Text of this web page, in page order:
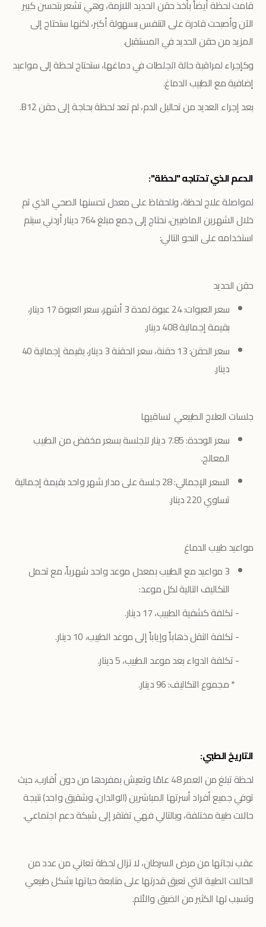
قامت لحظة أيضاً بأخذ حقن الحديد اللازمة، وهي تشعر بتحسن كبير
الآن وأصبحت قادرة على التنفس بسهولة أكبر، لكنها ستحتاج إلى
المزيد من حقن الحديد في المستقبل.
وكإجراء لمراقبة حالة الجلطات في دماغها، ستحتاج لحظة إلى مواعيد
إضافية مع الطبيب الدماغ.
بعد إجراء العديد من تحاليل الدم، لم تعد لحظة بحاجة إلى حقن B12.
الدعم الذي تحتاجه "لحظة":
لمواصلة علاج لحظة، وللحفاظ على معدل تحسنها الصحي الذي تم
خلال الشهرين الماضيين، نحتاج إلى جمع مبلغ 764 دينار أردني سيتم
استخدامه على النحو التالي:
حقن الحديد
سعر العبوات: 24 عبوة لمدة 3 أشهر، سعر العبوة 17 دينار،
بقيمة إجمالية 408 دينار.
سعر الحقن: 13 حقنة، سعر الحقنة 3 دينار، بقيمة إجمالية 40
دينار.
جلسات العلاج الطبيعي لساقيها
سعر الوحدة: 7.85 دينار للجلسة بسعر مخفض من الطبيب
المعالج.
السعر الإجمالي: 28 جلسة على مدار شهر واحد بقيمة إجمالية
تساوي 220 دينار.
مواعيد طبيب الدماغ
3 مواعيد مع الطبيب بمعدل موعد واحد شهرياً، مع تحمل
التكاليف التالية لكل موعد:
- تكلفة كشفية الطبيب، 17 دينار.
- تكلفة النقل ذهاباً وإياباً إلى موعد الطبيب، 10 دينار.
- تكلفة الدواء بعد موعد الطبيب، 5 دينار.
* مجموع التكاليف: 96 دينار.
التاريخ الطبي:
لحظة تبلغ من العمر 48 عامًا وتعيش بمفردها من دون أقارب، حيث
توفي جميع أفراد أسرتها المباشرين (الوالدان، وشقيق واحد) نتيجة
حالات طبية مختلفة، وبالتالي فهي تفتقر إلى شبكة دعم اجتماعي.
عقب نجاتها من مرض السرطان، لا تزال لحظة تعاني من عدد من
الحالات الطبية التي تعيق قدرتها على متابعة حياتها بشكل طبيعي
وتسبب لها الكثير من الضيق والألم.